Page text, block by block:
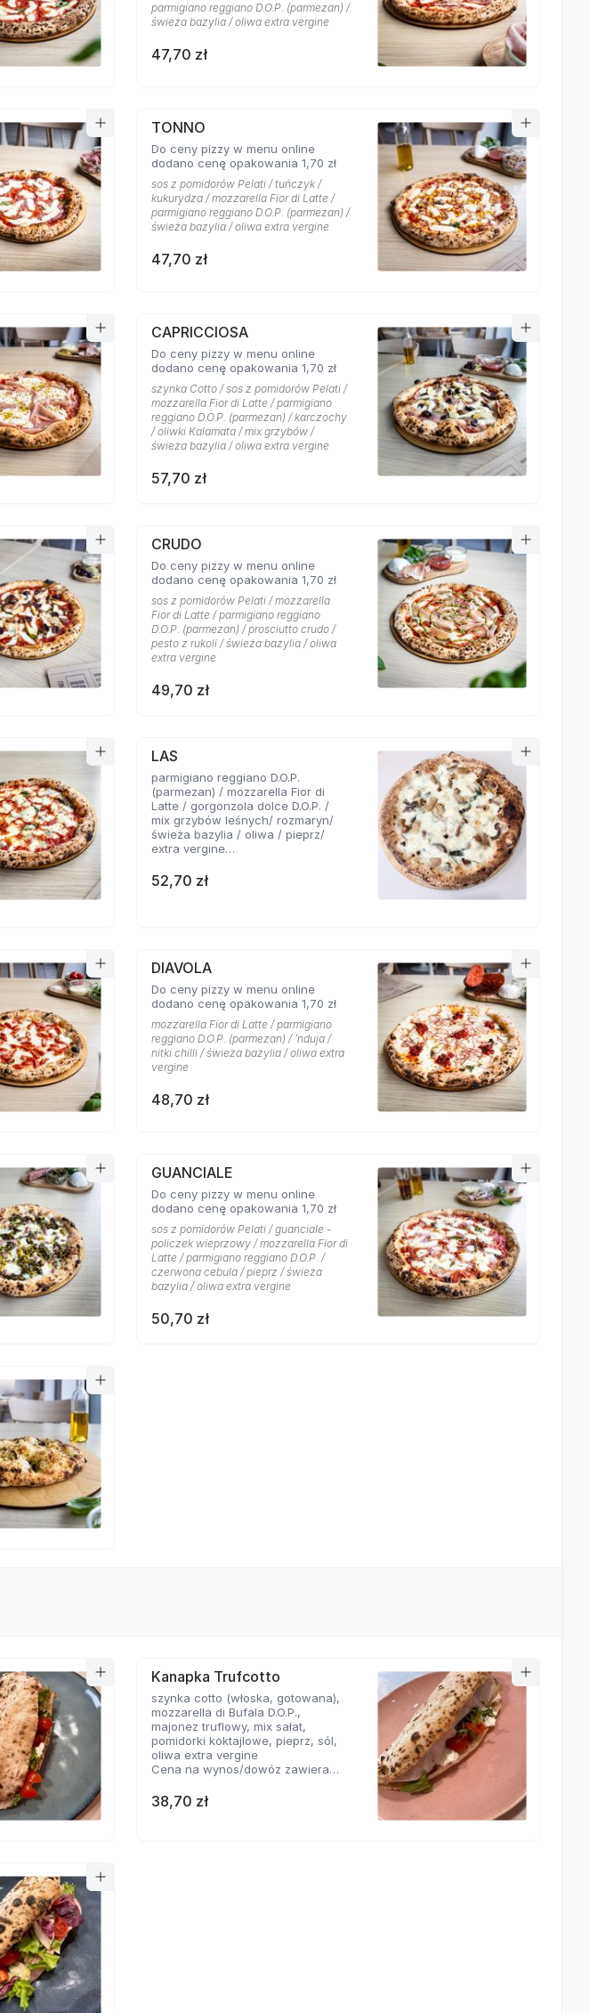
parmigiano reggiano D.O.P. (parmezan) /
świeża bazylia / oliwa extra vergine
47,70 zł
TONNO
Do ceny pizzy w menu online
dodano cenę opakowania 1,70 zł
sos z pomidorów Pelati / tuńczyk /
kukurydza / mozzarella Fior di Latte /
parmigiano reggiano D.O.P. (parmezan) /
świeża bazylia / oliwa extra vergine
47,70 zł
CAPRICCIOSA
Do ceny pizzy w menu online
dodano cenę opakowania 1,70 zł
szynka Cotto / sos z pomidorów Pelati /
mozzarella Fior di Latte / parmigiano
reggiano D.O.P. (parmezan) / karczochy
/ oliwki Kalamata / mix grzybów /
świeża bazylia / oliwa extra vergine
57,70 zł
CRUDO
Do ceny pizzy w menu online
dodano cenę opakowania 1,70 zł
sos z pomidorów Pelati / mozzarella
Fior di Latte / parmigiano reggiano
D.O.P. (parmezan) / prosciutto crudo /
pesto z rukoli / świeża bazylia / oliwa
extra vergine
49,70 zł
LAS
parmigiano reggiano D.O.P.
(parmezan) / mozzarella Fior di
Latte / gorgonzola dolce D.O.P. /
mix grzybów leśnych/ rozmaryn/
świeża bazylia / oliwa / pieprz/
extra vergine
Cena zawiera opakowanie na
wynos 1,7 zł
52,70 zł
DIAVOLA
Do ceny pizzy w menu online
dodano cenę opakowania 1,70 zł
mozzarella Fior di Latte / parmigiano
reggiano D.O.P. (parmezan) / ’nduja /
nitki chilli / świeża bazylia / oliwa extra
vergine
48,70 zł
GUANCIALE
Do ceny pizzy w menu online
dodano cenę opakowania 1,70 zł
sos z pomidorów Pelati / guanciale -
policzek wieprzowy / mozzarella Fior di
Latte / parmigiano reggiano D.O.P. /
czerwona cebula / pieprz / świeża
bazylia / oliwa extra vergine
50,70 zł
Kanapka Trufcotto
szynka cotto (włoska, gotowana),
mozzarella di Bufala D.O.P.,
majonez truflowy, mix sałat,
pomidorki koktajlowe, pieprz, sól,
oliwa extra vergine
Cena na wynos/dowóz zawiera
38,70 zł